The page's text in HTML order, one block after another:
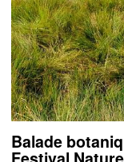
Balade